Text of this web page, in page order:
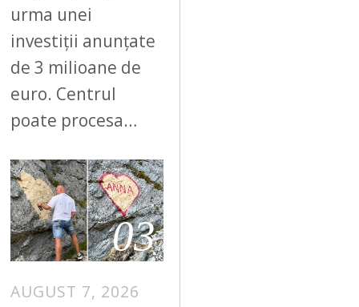
urma unei
investiții anunțate
de 3 milioane de
euro. Centrul
poate procesa…
03
AUGUST 7, 2026